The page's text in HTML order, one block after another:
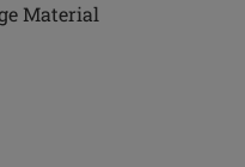
Material